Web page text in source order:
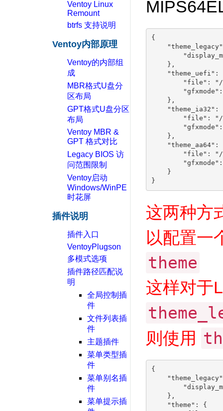
Ventoy Linux
Remount
btrfs 支持说明
Ventoy内部原理
Ventoy的内部组
成
MBR格式U盘分
区布局
GPT格式U盘分区
布局
Ventoy MBR &
GPT 格式对比
Legacy BIOS 访
问范围限制
Ventoy启动
Windows/WinPE
时花屏
插件说明
插件入口
VentoyPlugson
多模式选项
插件路径匹配说
明
全局控制插
件
文件列表插
件
主题插件
菜单类型插
件
菜单别名插
件
菜单提示插
{
    },
"theme_uefi":
"file":
    },
"theme_ia32":
"file":
    },
"theme_aa64":
"file":
    }
这两种方
以配置一
theme
这样对于
则使用
{
    },
    "theme": {